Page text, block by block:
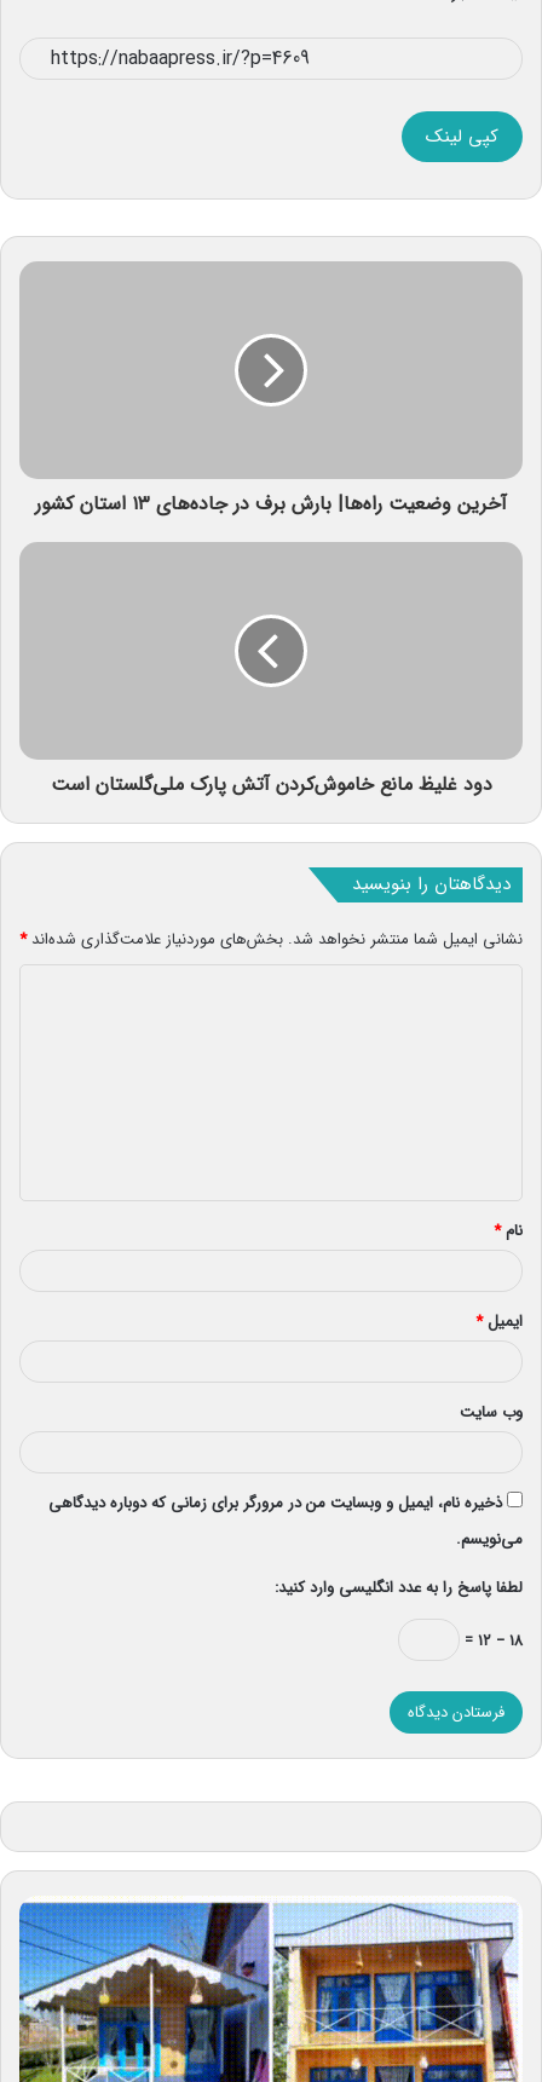
کپی لینک
آخرین وضعیت راه‌ها| بارش برف در جاده‌های ۱۳ استان کشور
دود غلیظ مانع خاموش‌کردن آتش پارک ملی‌گلستان است
دیدگاهتان را بنویسید
نشانی ایمیل شما منتشر نخواهد شد. بخش‌های موردنیاز علامت‌گذاری شده‌اند*
*
نام*
ایمیل*
وب‌ سایت
ذخیره نام، ایمیل و وبسایت من در مرورگر برای زمانی که دوباره دیدگاهی
می‌نویسم.
لطفا پاسخ را به عدد انگلیسی وارد کنید:
۱۸ − ۱۲ =